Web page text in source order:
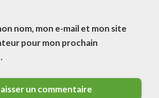
nom, mon e-mail et mon site
pour mon prochain